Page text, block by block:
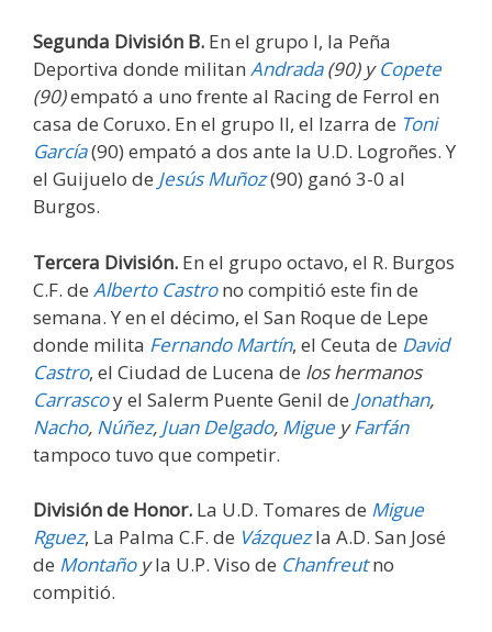
Segunda División B. En el grupo I, la Peña
Deportiva donde militan Andrada(90) yCopete
(90)empató a uno frente al Racing de Ferrol en
casa de Coruxo. En el grupo II, el Izarra de Toni
García(90) empató a dos ante la U.D. Logroñes. Y
el Guijuelo de Jesús Muñoz(90) ganó 3-0 al
Burgos.
Tercera División. En el grupo octavo, el R. Burgos
C.F. de Alberto Castrono compitió este fin de
semana. Y en el décimo, el San Roque de Lepe
donde milita Fernando Martín, el Ceuta de David
Castro, el Ciudad de Lucena de los hermanos
Carrascoy el Salerm Puente Genil de Jonathan,
Nacho, Núñez, Juan Delgado, Migue yFarfán
tampoco tuvo que competir.
División de Honor. La U.D. Tomares de Migue
Rguez, La Palma C.F. de Vázquezla A.D. San José
de Montañoyla U.P. Viso de Chanfreutno
compitió.